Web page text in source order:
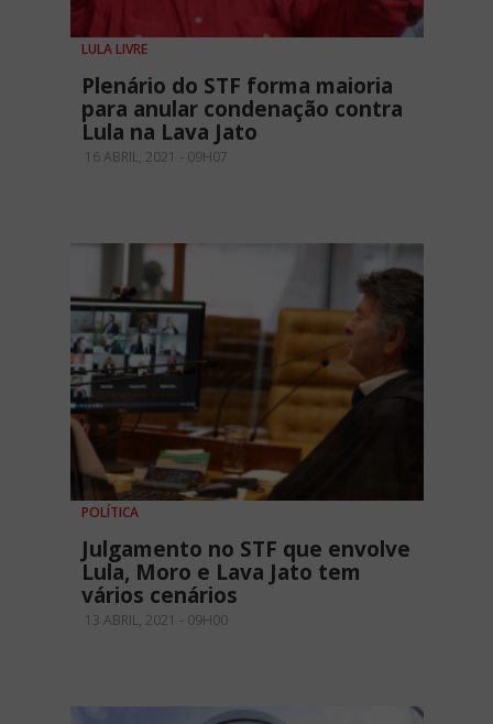
LULA LIVRE
Plenário do STF forma maioria
para anular condenação contra
Lula na Lava Jato
16 ABRIL, 2021 - 09H07
POLÍTICA
Julgamento no STF que envolve
Lula, Moro e Lava Jato tem
vários cenários
13 ABRIL, 2021 - 09H00